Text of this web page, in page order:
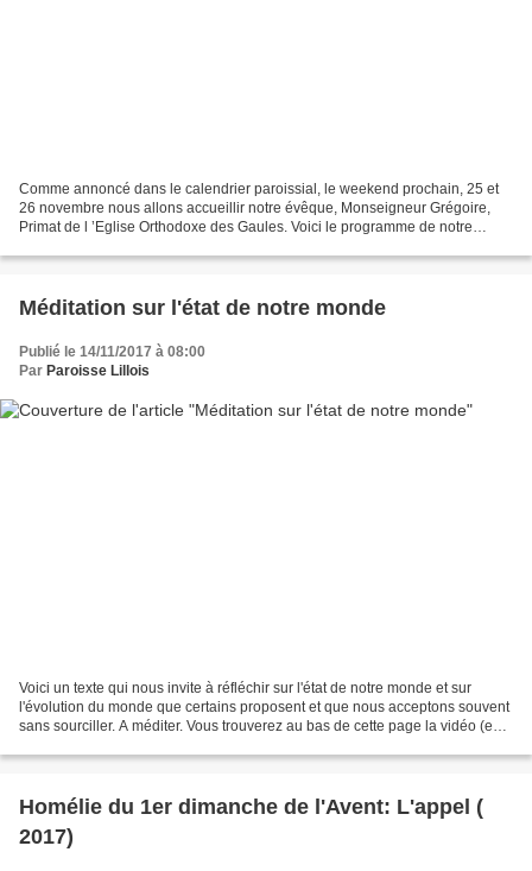
Comme annoncé dans le calendrier paroissial, le weekend prochain, 25 et
26 novembre nous allons accueillir notre évêque, Monseigneur Grégoire,
Primat de l ’Eglise Orthodoxe des Gaules. Voici le programme de notre
Méditation sur l'état de notre monde
Publié le 14/11/2017 à 08:00
Par Paroisse Lillois
Voici un texte qui nous invite à réfléchir sur l'état de notre monde et sur
l'évolution du monde que certains proposent et que nous acceptons souvent
sans sourciller. A méditer. Vous trouverez au bas de cette page la vidéo (en
Homélie du 1er dimanche de l'Avent: L'appel (
2017)